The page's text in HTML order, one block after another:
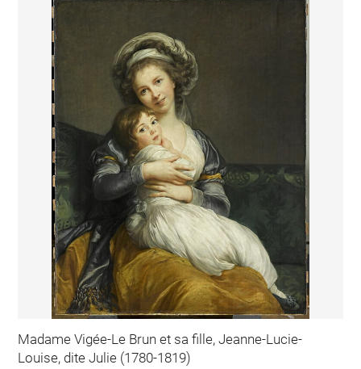
Madame Vigée-Le Brun et sa fille, Jeanne-Lucie-
Louise, dite Julie (1780-1819)